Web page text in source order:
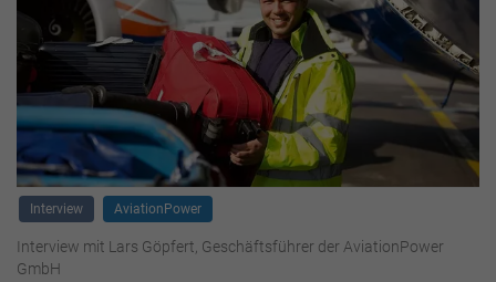
Interview AviationPower
Interview mit Lars Göpfert, Geschäftsführer der AviationPower
GmbH